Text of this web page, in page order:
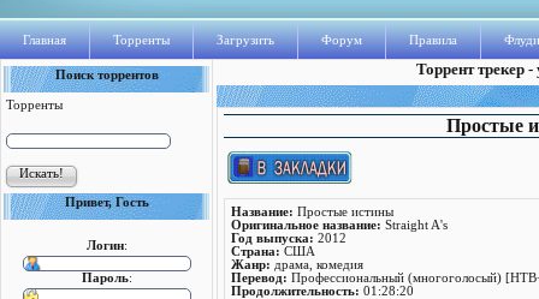
Главная Торренты Загрузить Форум Правила
Поиск торрентов
Торренты
Привет, Гость
Логин:
Пароль:
Торрент трекер
Простые
Название: Простые истины
Оригинальное название: Straight A's
Год выпуска: 2012
Страна: США
Жанр: драма, комедия
Перевод: Профессиональный (многоголосый)
Продолжительность: 01:28:20